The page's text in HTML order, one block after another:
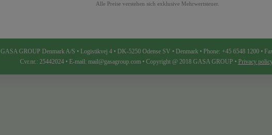
Alle Preise verstehen sich exklusive Mehrwertsteuer.
GASA GROUP Denmark A/S • Logistikvej 4 • DK-5250 Odense SV • Denmark • Phone: +45 6548 1200 •
Cvr.nr.: 25442024 • E-mail: mail@gasagroup.com • Copyright @ 2018 GASA GROUP • Privacy